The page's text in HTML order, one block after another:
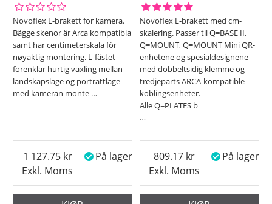
Novoflex L-brakett for kamera.
Bägge skenor är Arca kompatibla
samt har centimeterskala för
nøyaktig montering. L-fästet
förenklar hurtig växling mellan
landskapsläge og porträttläge
med kameran monte …
Exkl. Moms
1 127.75 På lager
Novoflex L-brakett med cm-
skalering. Passer til Q=BASE II,
Q=MOUNT, Q=MOUNT Mini QR-
enhetene og spesialdesignene
med dobbeltsidig klemme og
tredjeparts ARCA-kompatible
koblingsenheter.
Alle Q=PLATES b
…
Exkl. Moms
809.17 På lager